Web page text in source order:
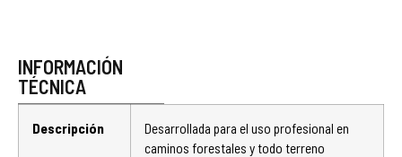
INFORMACIÓN
TÉCNICA
Descripción
Desarrollada para el uso profesional en
caminos forestales y todo terreno